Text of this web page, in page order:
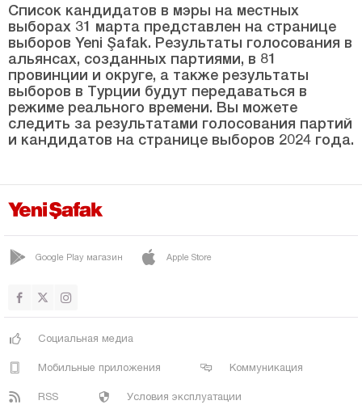
ТЕККЕКОЙ
ТЕРМЕ
ВЕЗИРКОПРУ
ЯКАКЕНТ
Шанлыурфа
Синоп
Шырнак
Токат
Список кандидатов в мэры на местных
выборах 31 марта представлен на странице
выборов Yeni Şafak. Результаты голосования в
альянсах, созданных партиями, в 81
провинции и округе, а также результаты
выборов в Турции будут передаваться в
режиме реального времени. Вы можете
следить за результатами голосования партий
и кандидатов на странице выборов 2024 года.
Google Play магазин Apple Store
Социальная медиа
Мобильные приложения Коммуникация
RSS Условия эксплуатации